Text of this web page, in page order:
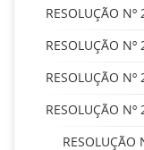
RESOLUÇÃO
RESOLUÇÃO
RESOLUÇÃO
RESOLUÇÃO